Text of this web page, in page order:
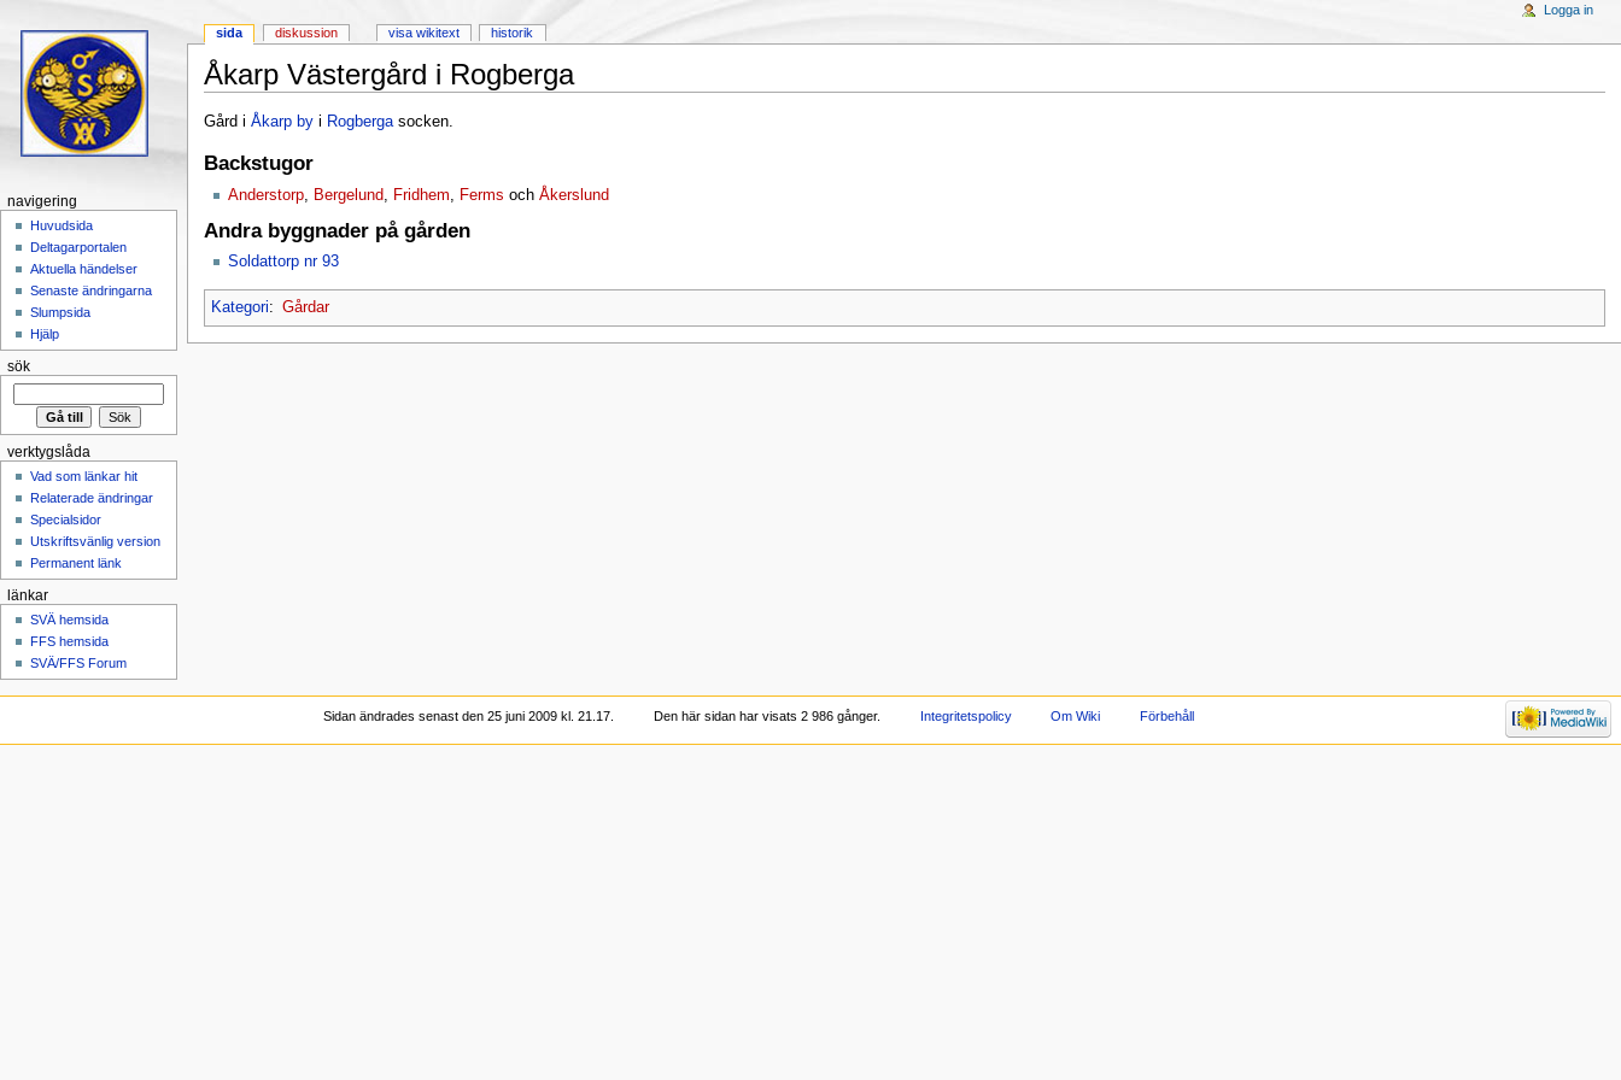
Åkarp Västergård i Rogberga
Gård i Åkarp byi Rogbergasocken.
Backstugor
Anderstorp, Bergelund, Fridhem, Ferms och Åkerslund
Andra byggnader på gården
Soldattorp nr 93
Kategori: Gårdar
sida diskussion visa wikitext historik
Logga in
navigering
Huvudsida
Deltagarportalen
Aktuella händelser
Senaste ändringarna
Slumpsida
Hjälp
sök
verktygslåda
Vad som länkar hit
Relaterade ändringar
Specialsidor
Utskriftsvänlig version
Permanent länk
länkar
SVÄ hemsida
FFS hemsida
SVÄ/FFS Forum
Sidan ändrades senast den 25 juni 2009 kl. 21.17. Den här sidan har visats 2 986 gånger. Integritetspolicy Om Wiki Förbehåll